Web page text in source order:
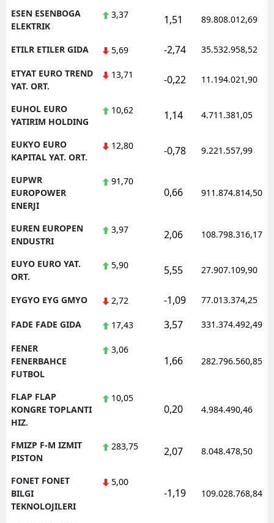
ESEN ESENBOGA
ELEKTRIK
3,37 1,51 89.808.012,69
ETILR ETILER GIDA 5,69 -2,74 35.532.958,52
ETYAT EURO TREND
YAT. ORT.
13,71 -0,22 11.194.021,90
EUHOL EURO
YATIRIM HOLDING
10,62 1,14 4.711.381,05
EUKYO EURO
KAPITAL YAT. ORT.
12,80 -0,78 9.221.557,99
EUPWR
EUROPOWER
ENERJI
91,70
0,66 911.874.814,50
EUREN EUROPEN
ENDUSTRI
3,97 2,06 108.798.316,17
EUYO EURO YAT.
ORT.
5,90 5,55 27.907.109,90
EYGYO EYG GMYO 2,72 -1,09 77.013.374,25
FADE FADE GIDA 17,43 3,57 331.374.492,49
FENER
FENERBAHCE
FUTBOL
3,06
1,66 282.796.560,85
FLAP FLAP
KONGRE TOPLANTI
HIZ.
10,05
0,20 4.984.490,46
FMIZP F-M IZMIT
PISTON
283,75 2,07 8.048.478,50
FONET FONET
BILGI
TEKNOLOJILERI
5,00
-1,19 109.028.768,84